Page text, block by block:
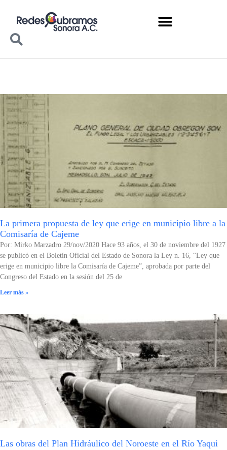
La primera propuesta de ley que erige en municipio libre a la
Comisaría de Cajeme
Por: Mirko Marzadro 29/nov/2020 Hace 93 años, el 30 de noviembre del 1927
se publicó en el Boletín Oficial del Estado de Sonora la Ley n. 16, “Ley que
erige en municipio libre la Comisaría de Cajeme”, aprobada por parte del
Congreso del Estado en la sesión del 25 de
Leer más »
Las obras del Plan Hidráulico del Noroeste en el Río Yaqui